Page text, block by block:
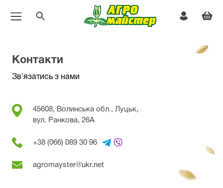
Контакти
Зв'язатись з нами
45608, Волинська обл., Луцьк,
вул. Ранкова, 26A
+38 (066) 089 30 96
agromayster@ukr.net